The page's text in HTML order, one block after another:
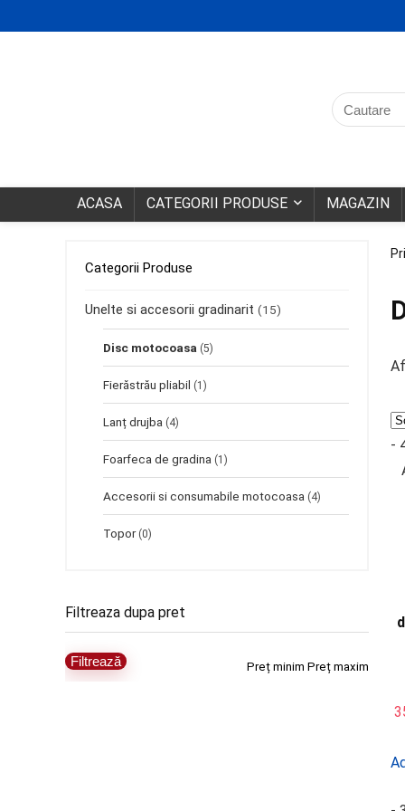
ACASA CATEGORII PRODUSE MAGAZIN
Categorii Produse
Unelte si accesorii gradinarit (15)
Disc motocoasa (5)
Fierăstrău pliabil (1)
Lanț drujba (4)
Foarfeca de gradina (1)
Accesorii si consumabile motocoasa (4)
Topor (0)
Filtreaza dupa pret
Preț minim Preț maxim
Filtrează
-